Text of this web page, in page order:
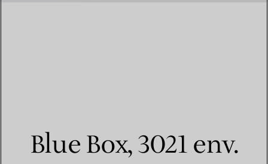
Blue Box, 3021 env.